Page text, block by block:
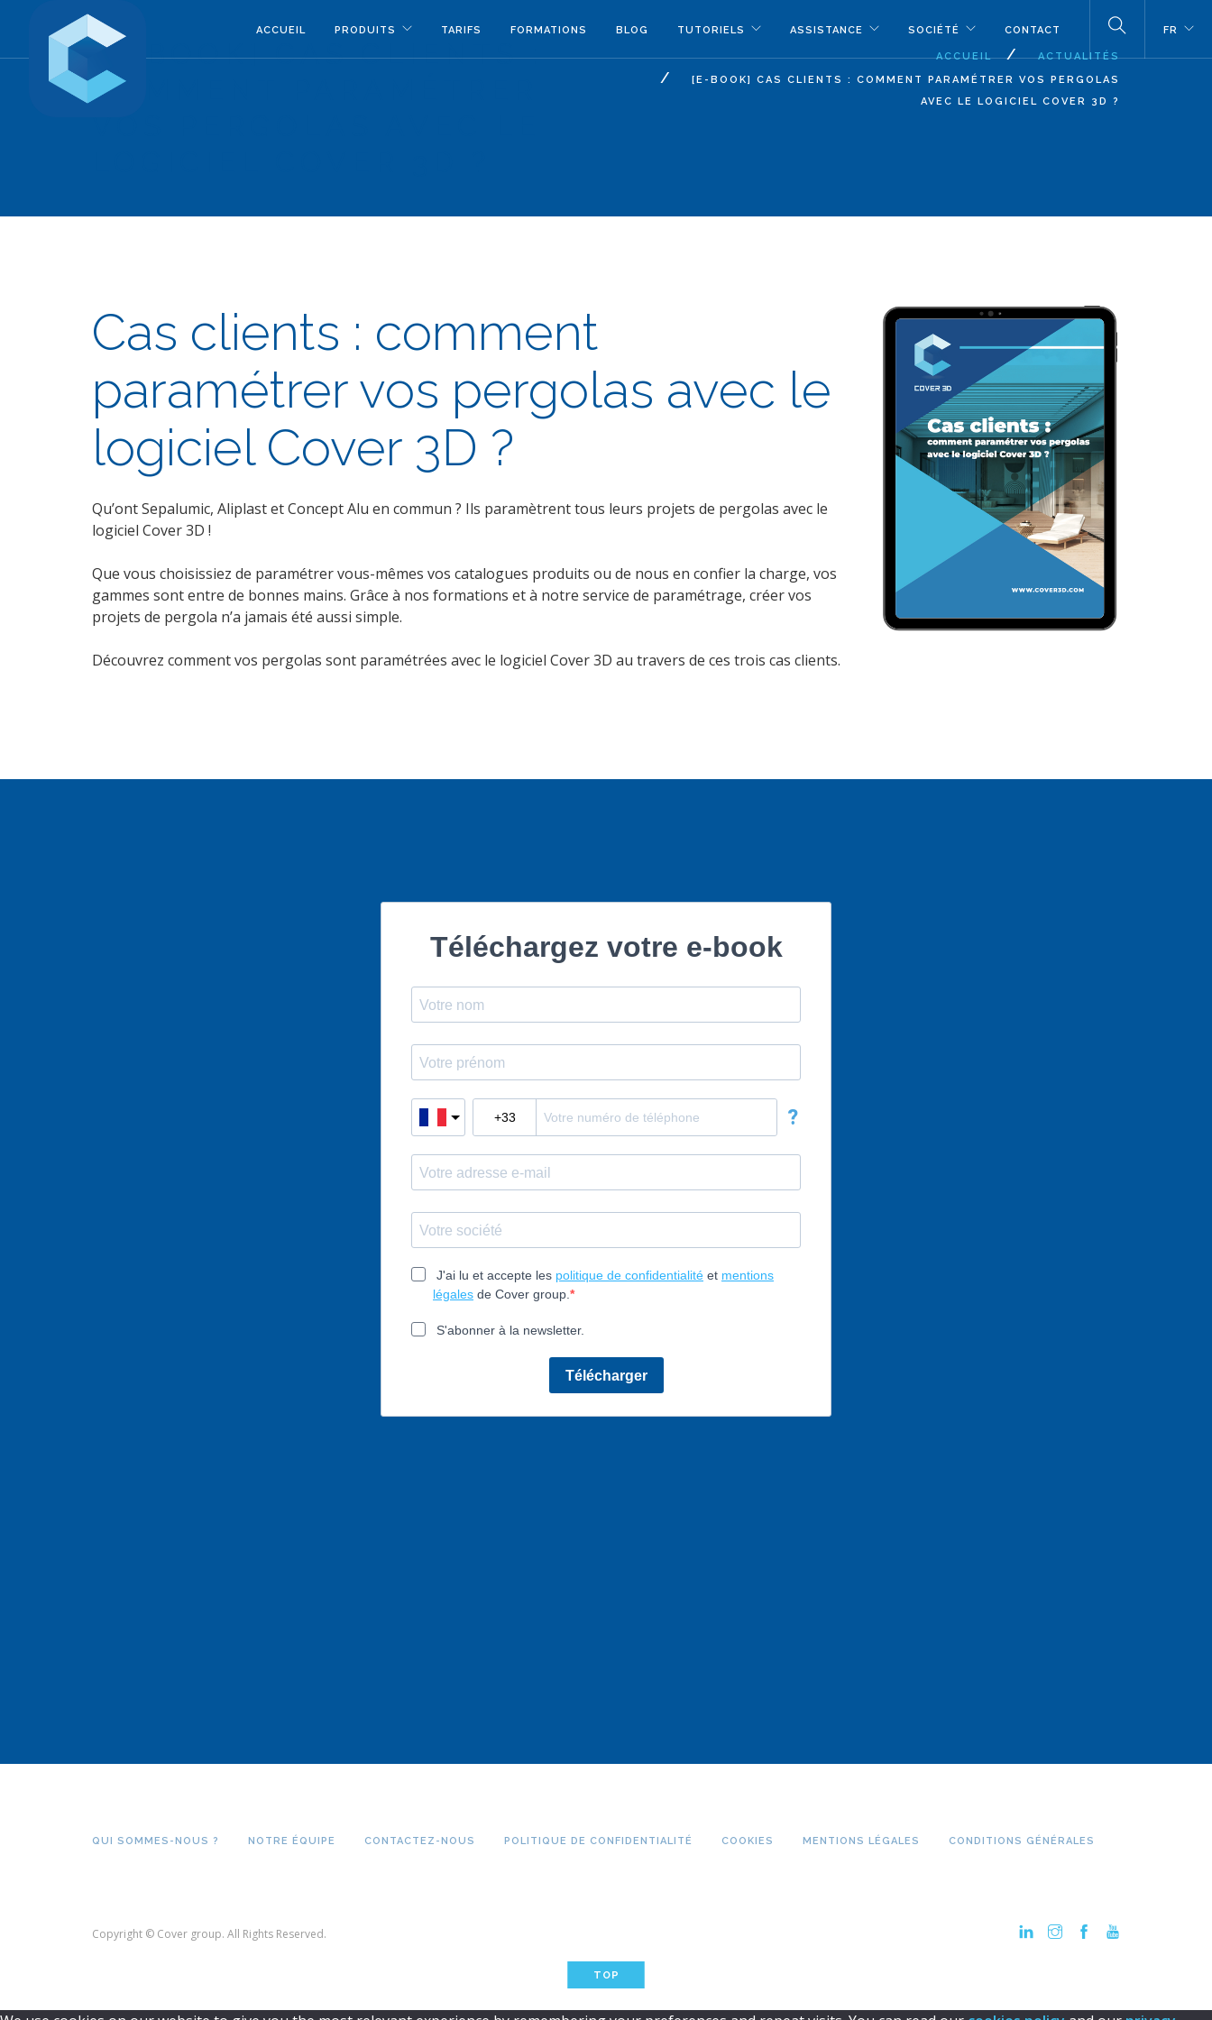
ACCUEIL PRODUITS TARIFS FORMATIONS BLOG TUTORIELS ASSISTANCE SOCIÉTÉ CONTACT FR
[E-BOOK] CAS CLIENTS :
COMMENT PARAMÉTRER
ACCUEIL
ACTUALITÉS
[E-BOOK] CAS CLIENTS : COMMENT PARAMÉTRER VOS PERGOLAS
AVEC LE LOGICIEL COVER 3D ?
Cas clients : comment
paramétrer vos pergolas avec le
logiciel Cover 3D ?
Qu’ont Sepalumic, Aliplast et Concept Alu en commun ? Ils paramètrent tous leurs projets de pergolas avec le
logiciel Cover 3D !
Que vous choisissiez de paramétrer vous-mêmes vos catalogues produits ou de nous en confier la charge, vos
gammes sont entre de bonnes mains. Grâce à nos formations et à notre service de paramétrage, créer vos
projets de pergola n’a jamais été aussi simple.
Découvrez comment vos pergolas sont paramétrées avec le logiciel Cover 3D au travers de ces trois cas clients.
QUI SOMMES-NOUS ? NOTRE ÉQUIPE CONTACTEZ-NOUS POLITIQUE DE CONFIDENTIALITÉ COOKIES MENTIONS LÉGALES CONDITIONS GÉNÉRALES
Copyright © Cover group. All Rights Reserved.
TOP